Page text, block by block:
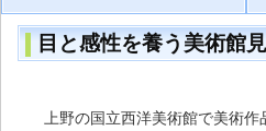
目と感性を養う美術館
上野の国立西洋美術館で美術作